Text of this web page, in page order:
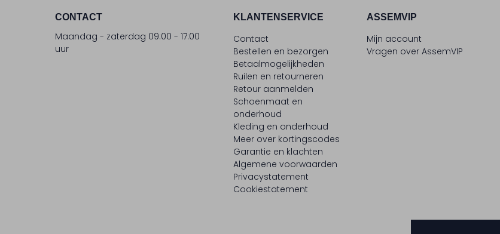
CONTACT
Maandag - zaterdag 09:00 - 17:00
uur
KLANTENSERVICE
Contact
Bestellen en bezorgen
Betaalmogelijkheden
Ruilen en retourneren
Retour aanmelden
Schoenmaat en
onderhoud
Kleding en onderhoud
Meer over kortingscodes
Garantie en klachten
Algemene voorwaarden
Privacystatement
Cookiestatement
ASSEMVIP
Mijn account
Vragen over AssemVIP